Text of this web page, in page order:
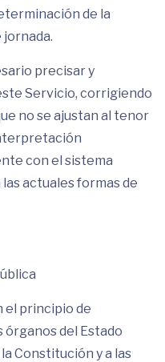
de la
jornada.
precisar y
Servicio, corrigiendo
no se ajustan al tenor
con el sistema
actuales formas de
el principio de
órganos del Estado
Constitución y a las